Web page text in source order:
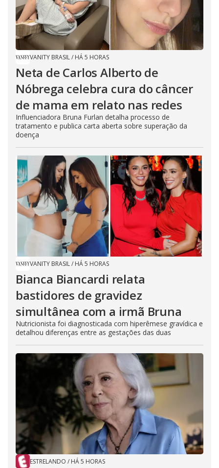
VANITY BRASIL/ HÁ 5 HORAS
Neta de Carlos Alberto de
Nóbrega celebra cura do câncer
de mama em relato nas redes
Influenciadora Bruna Furlan detalha processo de
tratamento e publica carta aberta sobre superação da
doença
VANITY BRASIL/ HÁ 5 HORAS
Bianca Biancardi relata
bastidores de gravidez
simultânea com a irmã Bruna
Nutricionista foi diagnosticada com hiperêmese gravídica e
detalhou diferenças entre as gestações das duas
ESTRELANDO / HÁ 5 HORAS